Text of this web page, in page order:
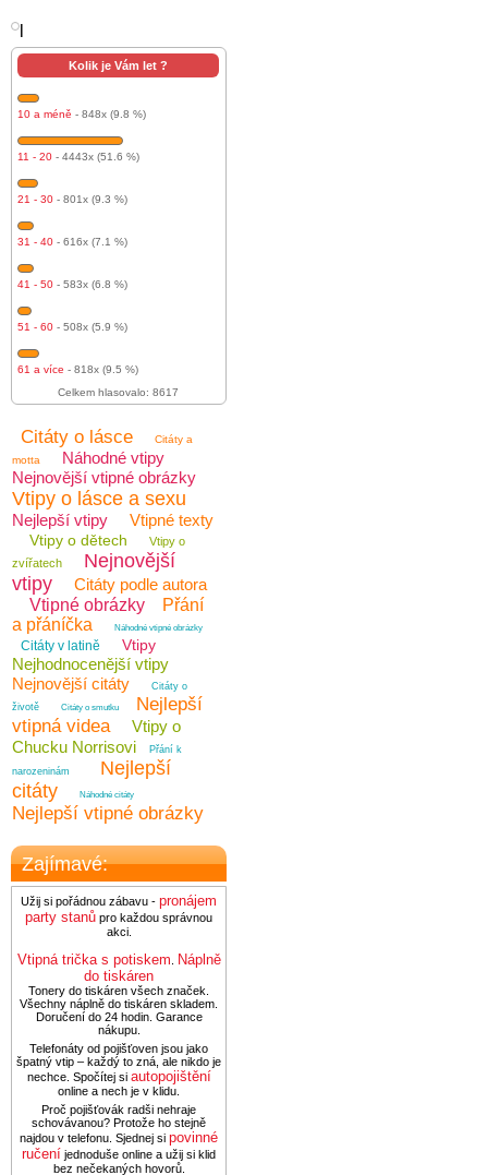
Kolik je Vám let ?
10 a méně - 848x (9.8 %)
11 - 20 - 4443x (51.6 %)
21 - 30 - 801x (9.3 %)
31 - 40 - 616x (7.1 %)
41 - 50 - 583x (6.8 %)
51 - 60 - 508x (5.9 %)
61 a více - 818x (9.5 %)
Celkem hlasovalo: 8617
Citáty o lásce
Citáty a
motta
Náhodné vtipy
Nejnovější vtipné obrázky
Vtipy o lásce a sexu
Nejlepší vtipy Vtipné texty
Vtipy o dětech
Vtipy o
zvířatech
Nejnovější
vtipy
Citáty podle autora
Vtipné obrázky
Přání
a přáníčka
Náhodné vtipné obrázky
Citáty v latině Vtipy
Nejhodnocenější vtipy
Nejnovější citáty
Citáty o
životě
Citáty o smutku
Nejlepší
vtipná videa
Vtipy o
Chucku Norrisovi
Přání k
narozeninám
Nejlepší
citáty
Náhodné citáty
Nejlepší vtipné obrázky
Zajímavé:
Užij si pořádnou zábavu - pronájem
party stanů pro každou správnou
akci.
Vtipná trička s potiskem Náplně
do tiskáren
Tonery do tiskáren všech značek.
Všechny náplně do tiskáren skladem.
Doručení do 24 hodin. Garance
nákupu.
Telefonáty od pojišťoven jsou jako
špatný vtip – každý to zná, ale nikdo je
nechce. Spočítej si autopojištění
online a nech je v klidu.
Proč pojišťovák radši nehraje
schovávanou? Protože ho stejně
najdou v telefonu. Sjednej si povinné
ručení jednoduše online a užij si klid
bez nečekaných hovorů.